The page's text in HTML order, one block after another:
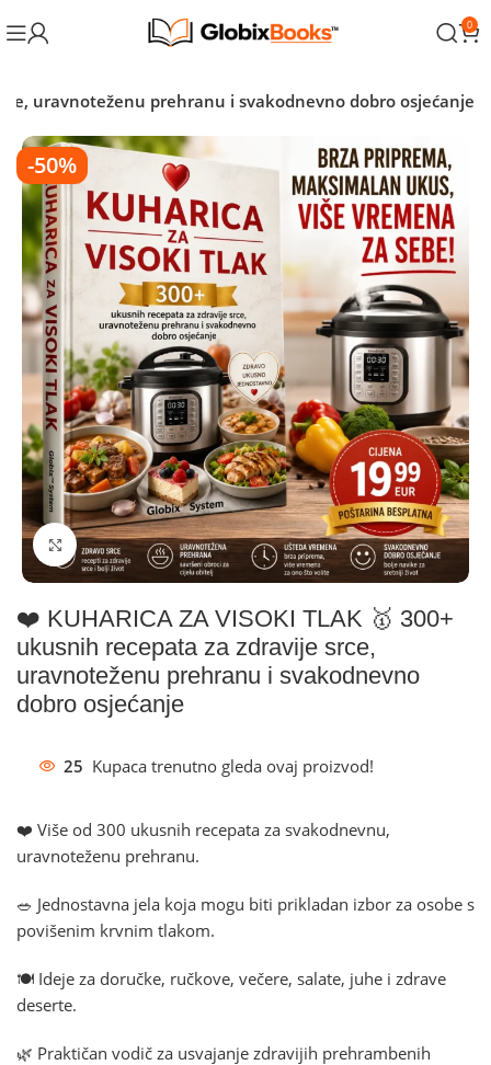
0
uravnoteženu prehranu i svakodnevno dobro osjećanje
-50%
Klikni za povećanje
❤️ KUHARICA ZA VISOKI TLAK 🥇 300+
ukusnih recepata za zdravije srce,
uravnoteženu prehranu i svakodnevno
dobro osjećanje
25 Kupaca trenutno gleda ovaj proizvod!
❤️ Više od 300 ukusnih recepata za svakodnevnu,
uravnoteženu prehranu.
🥗 Jednostavna jela koja mogu biti prikladan izbor za osobe s
povišenim krvnim tlakom.
🍽️ Ideje za doručke, ručkove, večere, salate, juhe i zdrave
deserte.
🌿 Praktičan vodič za usvajanje zdravijih prehrambenih